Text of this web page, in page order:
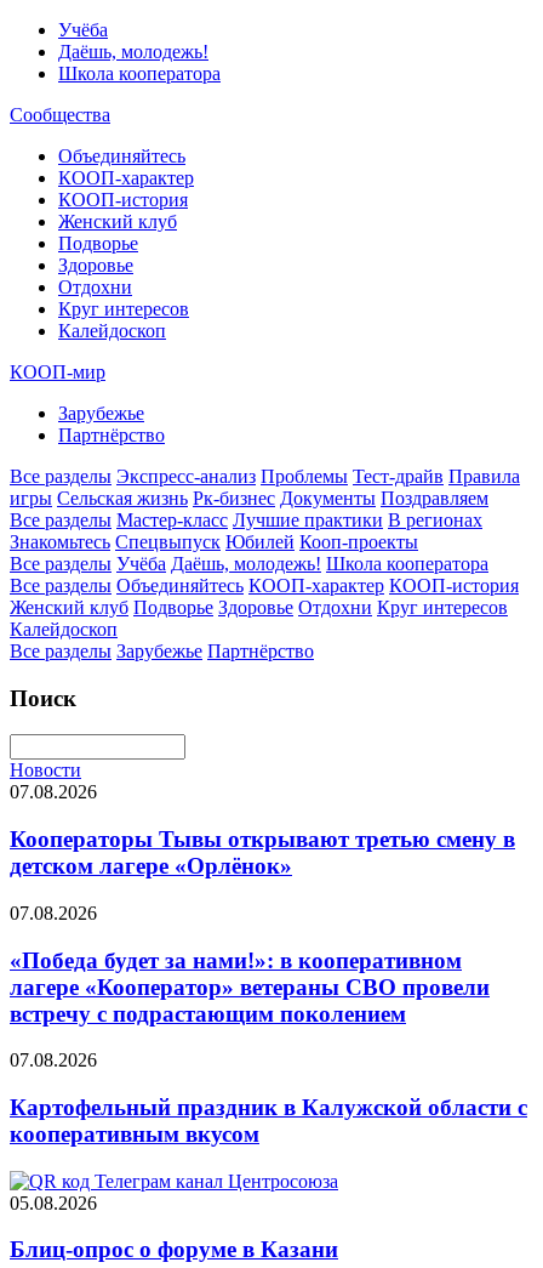
Учёба
Даёшь, молодежь!
Школа кооператора
Сообщества
Объединяйтесь
КООП-характер
КООП-история
Женский клуб
Подворье
Здоровье
Отдохни
Круг интересов
Калейдоскоп
КООП-мир
Зарубежье
Партнёрство
Все разделы Экспресс-анализ Проблемы Тест-драйв Правила
игры Сельская жизнь Рк-бизнес Документы Поздравляем
Все разделы Мастер-класс Лучшие практики В регионах
Знакомьтесь Спецвыпуск Юбилей Кооп-проекты
Все разделы Учёба Даёшь, молодежь! Школа кооператора
Все разделы Объединяйтесь КООП-характер КООП-история
Женский клуб Подворье Здоровье Отдохни Круг интересов
Калейдоскоп
Все разделы Зарубежье Партнёрство
Поиск
Новости
07.08.2026
Кооператоры Тывы открывают третью смену в
детском лагере «Орлёнок»
07.08.2026
«Победа будет за нами!»: в кооперативном
лагере «Кооператор» ветераны СВО провели
встречу с подрастающим поколением
07.08.2026
Картофельный праздник в Калужской области с
кооперативным вкусом
05.08.2026
Блиц-опрос о форуме в Казани